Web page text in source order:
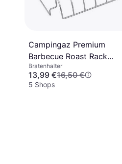
Campingaz Premium
Barbecue Roast Rack
2000014570
Bratenhalter
13,99 €16,50 €
5 Shops